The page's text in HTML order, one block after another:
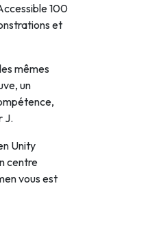
100
et
mêmes
un
J.
Unity
centre
vous est